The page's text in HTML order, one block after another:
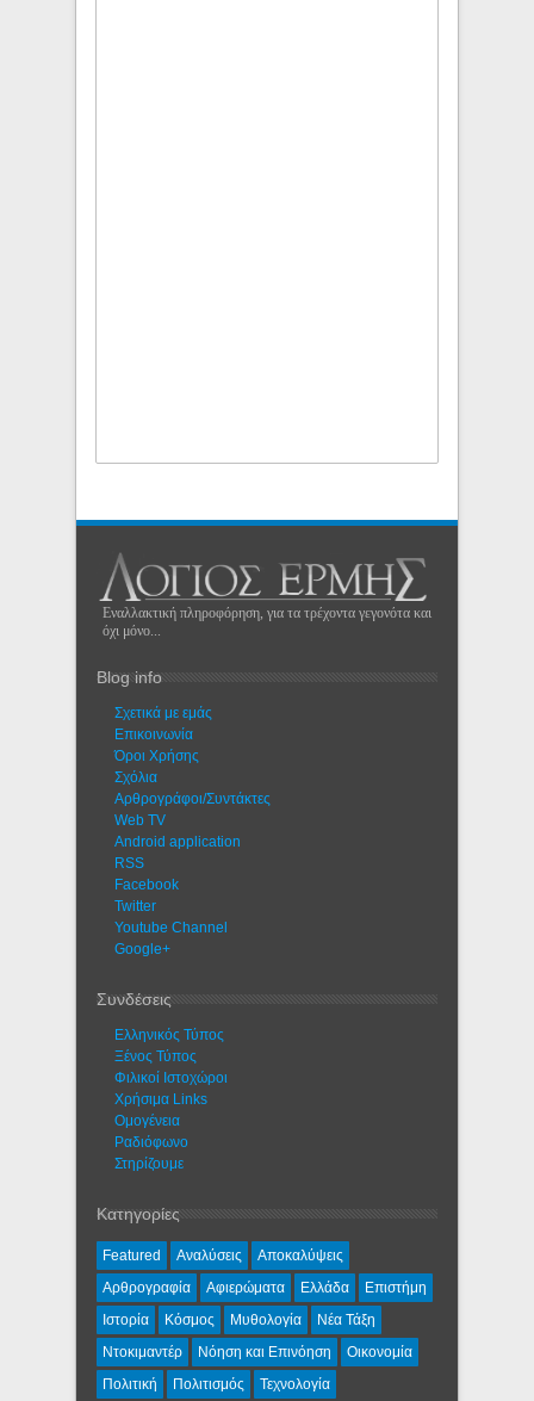
Εναλλακτική πληροφόρηση, για τα τρέχοντα γεγονότα και
όχι μόνο...
Blog info
Σχετικά με εμάς
Eπικοινωνία
Όροι Χρήσης
Σχόλια
Αρθρογράφοι/Συντάκτες
Web TV
Android application
RSS
Facebook
Twitter
Youtube Channel
Google+
Συνδέσεις
Ελληνικός Τύπος
Ξένος Τύπος
Φιλικοί Ιστοχώροι
Χρήσιμα Links
Ομογένεια
Ραδιόφωνο
Στηρίζουμε
Κατηγορίες
Featured Αναλύσεις
Αποκαλύψεις
Αρθρογραφία
Αφιερώματα Ελλάδα
Επιστήμη
Ιστορία
Κόσμος Μυθολογία
Νέα Τάξη
Ντοκιμαντέρ
Νόηση και Επινόηση
Οικονομία
Πολιτική
Πολιτισμός Τεχνολογία